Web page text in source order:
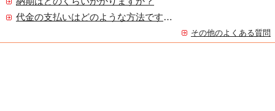
代金の支払いはどのような方法ですか？
その他のよくある質問